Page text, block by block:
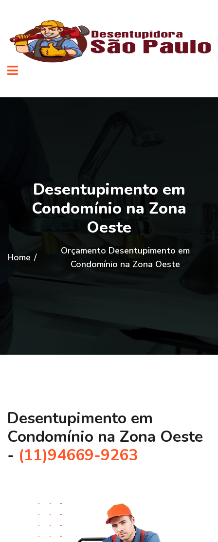
Desentupimento em
Condomínio na Zona
Oeste
Home /
Orçamento Desentupimento em
Condomínio na Zona Oeste
Desentupimento em
Condomínio na Zona Oeste
- (11)94669-9263